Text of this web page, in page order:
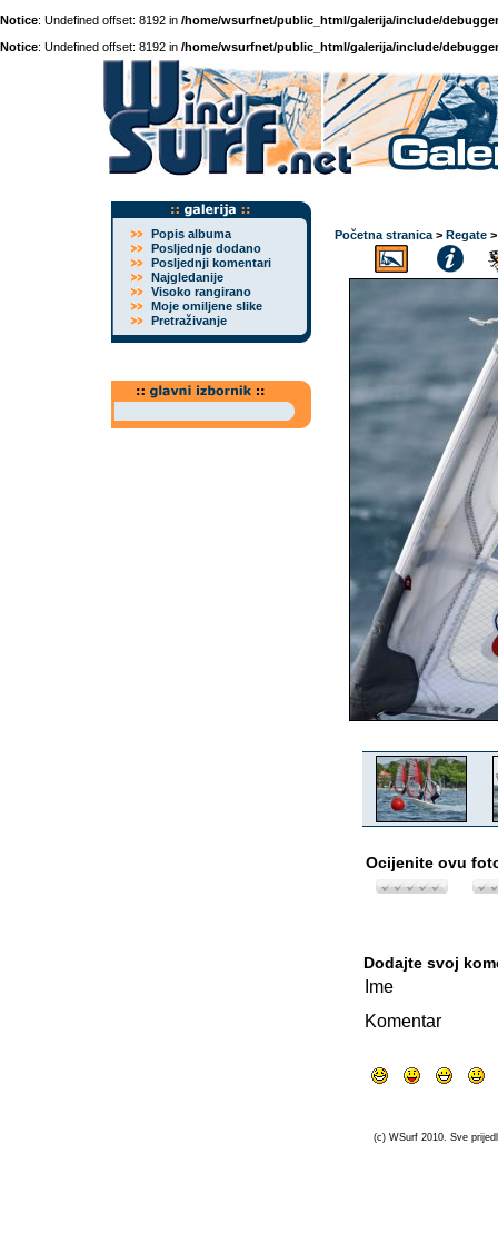
Notice: Undefined offset: 8192 in /home/wsurfnet/public_html/galerija/include/
Notice: Undefined offset: 8192 in /home/wsurfnet/public_html/galerija/include/
Popis albuma
Posljednje dodano
Posljednji komentari
Najgledanije
Visoko rangirano
Moje omiljene slike
Pretraživanje
Početna stranica > Regate
Ocijenite ovu
Dodajte svoj
Ime
Komentar
(c) WSurf 2010. Sve